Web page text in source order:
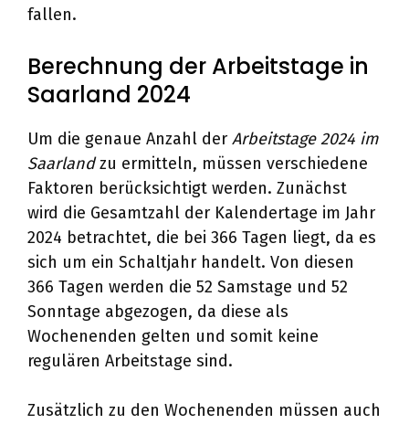
fallen.
Berechnung der Arbeitstage in
Saarland 2024
Um die genaue Anzahl der Arbeitstage 2024 im
Saarlandzu ermitteln, müssen verschiedene
Faktoren berücksichtigt werden. Zunächst
wird die Gesamtzahl der Kalendertage im Jahr
2024 betrachtet, die bei 366 Tagen liegt, da es
sich um ein Schaltjahr handelt. Von diesen
366 Tagen werden die 52 Samstage und 52
Sonntage abgezogen, da diese als
Wochenenden gelten und somit keine
regulären Arbeitstage sind.
Zusätzlich zu den Wochenenden müssen auch